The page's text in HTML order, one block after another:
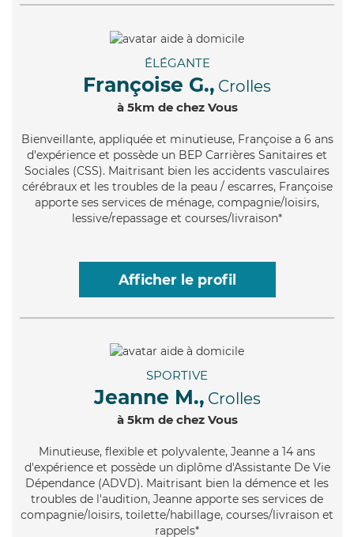
ÉLÉGANTE
Françoise G., Crolles
à 5km de chez Vous
Bienveillante, appliquée et minutieuse, Françoise a 6 ans
d'expérience et possède un BEP Carrières Sanitaires et
Sociales (CSS). Maitrisant bien les accidents vasculaires
cérébraux et les troubles de la peau / escarres, Françoise
apporte ses services de ménage, compagnie/loisirs,
lessive/repassage et courses/livraison*
Afficher le profil
SPORTIVE
Jeanne M., Crolles
à 5km de chez Vous
Minutieuse, flexible et polyvalente, Jeanne a 14 ans
d'expérience et possède un diplôme d'Assistante De Vie
Dépendance (ADVD). Maitrisant bien la démence et les
troubles de l'audition, Jeanne apporte ses services de
compagnie/loisirs, toilette/habillage, courses/livraison et
rappels*